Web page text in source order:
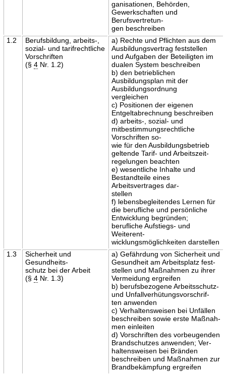
ganisationen, Behörden,
Gewerkschaften und
Berufsvertretun-
gen beschreiben
1.2
Berufsbildung, arbeits-,
sozial- und tarifrechtliche
Vorschriften
(§ 4Nr. 1.2)
a) Rechte und Pflichten aus dem
Ausbildungsvertrag feststellen
und Aufgaben der Beteiligten im
dualen System beschreiben
b) den betrieblichen
Ausbildungsplan mit der
Ausbildungsordnung
vergleichen
c) Positionen der eigenen
Entgeltabrechnung beschreiben
d) arbeits-, sozial- und
mitbestimmungsrechtliche
Vorschriften so-
wie für den Ausbildungsbetrieb
geltende Tarif- und Arbeitszeit-
regelungen beachten
e) wesentliche Inhalte und
Bestandteile eines
Arbeitsvertrages dar-
stellen
f) lebensbegleitendes Lernen für
die berufliche und persönliche
Entwicklung begründen;
berufliche Aufstiegs- und
Weiterent-
wicklungsmöglichkeiten darstellen
1.3
Sicherheit und
Gesundheits-
schutz bei der Arbeit
(§ 4Nr. 1.3)
a) Gefährdung von Sicherheit und
Gesundheit am Arbeitsplatz fest-
stellen und Maßnahmen zu ihrer
Vermeidung ergreifen
b) berufsbezogene Arbeitsschutz-
und Unfallverhütungsvorschrif-
ten anwenden
c) Verhaltensweisen bei Unfällen
beschreiben sowie erste Maßnah-
men einleiten
d) Vorschriften des vorbeugenden
Brandschutzes anwenden; Ver-
haltensweisen bei Bränden
beschreiben und Maßnahmen zur
Brandbekämpfung ergreifen